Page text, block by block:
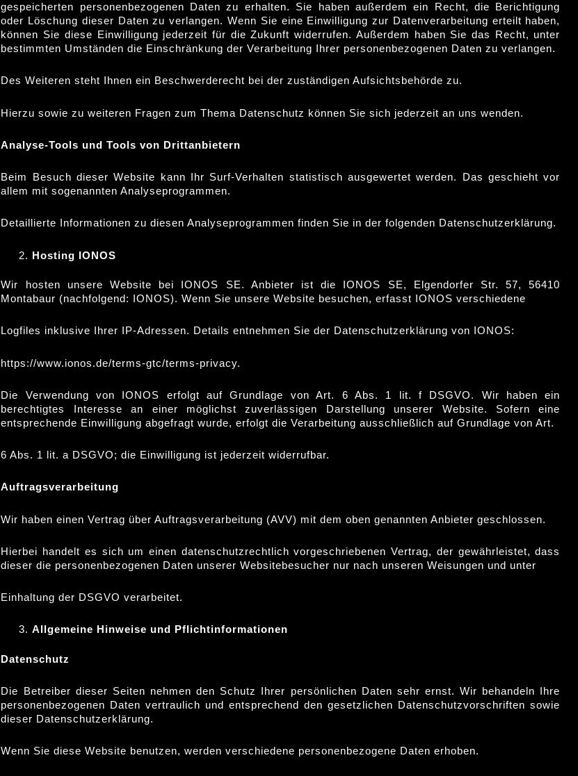
gespeicherten personenbezogenen Daten zu erhalten. Sie haben außerdem ein Recht, die Berichtigung
oder Löschung dieser Daten zu verlangen. Wenn Sie eine Einwilligung zur Datenverarbeitung erteilt haben,
können Sie diese Einwilligung jederzeit für die Zukunft widerrufen. Außerdem haben Sie das Recht, unter
bestimmten Umständen die Einschränkung der Verarbeitung Ihrer personenbezogenen Daten zu verlangen.
Des Weiteren steht Ihnen ein Beschwerderecht bei der zuständigen Aufsichtsbehörde zu.
Hierzu sowie zu weiteren Fragen zum Thema Datenschutz können Sie sich jederzeit an uns wenden.
Analyse-Tools und Tools von Drittanbietern
Beim Besuch dieser Website kann Ihr Surf-Verhalten statistisch ausgewertet werden. Das geschieht vor
allem mit sogenannten Analyseprogrammen.
Detaillierte Informationen zu diesen Analyseprogrammen finden Sie in der folgenden Datenschutzerklärung.
Hosting IONOS
Wir hosten unsere Website bei IONOS SE. Anbieter ist die IONOS SE, Elgendorfer Str. 57, 56410
Montabaur (nachfolgend: IONOS). Wenn Sie unsere Website besuchen, erfasst IONOS verschiedene
Logfiles inklusive Ihrer IP-Adressen. Details entnehmen Sie der Datenschutzerklärung von IONOS:
https://www.ionos.de/terms-gtc/terms-privacy.
Die Verwendung von IONOS erfolgt auf Grundlage von Art. 6 Abs. 1 lit. f DSGVO. Wir haben ein
berechtigtes Interesse an einer möglichst zuverlässigen Darstellung unserer Website. Sofern eine
entsprechende Einwilligung abgefragt wurde, erfolgt die Verarbeitung ausschließlich auf Grundlage von Art.
6 Abs. 1 lit. a DSGVO; die Einwilligung ist jederzeit widerrufbar.
Auftragsverarbeitung
Wir haben einen Vertrag über Auftragsverarbeitung (AVV) mit dem oben genannten Anbieter geschlossen.
Hierbei handelt es sich um einen datenschutzrechtlich vorgeschriebenen Vertrag, der gewährleistet, dass
dieser die personenbezogenen Daten unserer Websitebesucher nur nach unseren Weisungen und unter
Einhaltung der DSGVO verarbeitet.
Allgemeine Hinweise und Pflichtinformationen
Datenschutz
Die Betreiber dieser Seiten nehmen den Schutz Ihrer persönlichen Daten sehr ernst. Wir behandeln Ihre
personenbezogenen Daten vertraulich und entsprechend den gesetzlichen Datenschutzvorschriften sowie
dieser Datenschutzerklärung.
Wenn Sie diese Website benutzen, werden verschiedene personenbezogene Daten erhoben.